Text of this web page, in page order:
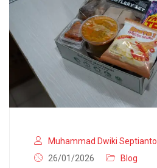
Muhammad Dwiki Septianto
26/01/2026
Blog